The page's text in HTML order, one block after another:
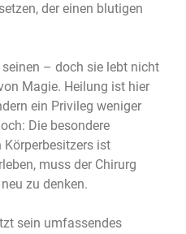
der einen blutigen
– doch sie lebt nicht
Magie. Heilung ist hier
ein Privileg weniger
Die besondere
Körperbesitzers ist
muss der Chirurg
zu denken.
sein umfassendes